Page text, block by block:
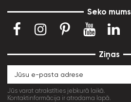
Seko mums
Ziņas
Jūs varat atrakstīties jebkurā laikā.
Kontaktinformācija ir atrodama lapā.